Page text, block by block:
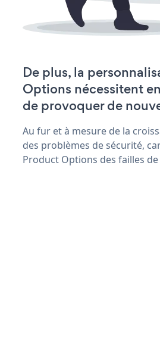
De plus, la
Options nécessitent
de provoquer de
Au fur et à mesure de la
des problèmes de sécurité,
Product Options des failles